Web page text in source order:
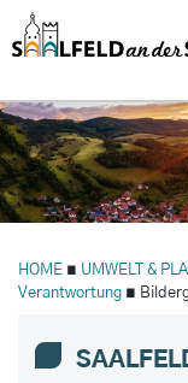
HOME ∎ UMWELT &
Verantwortung ∎